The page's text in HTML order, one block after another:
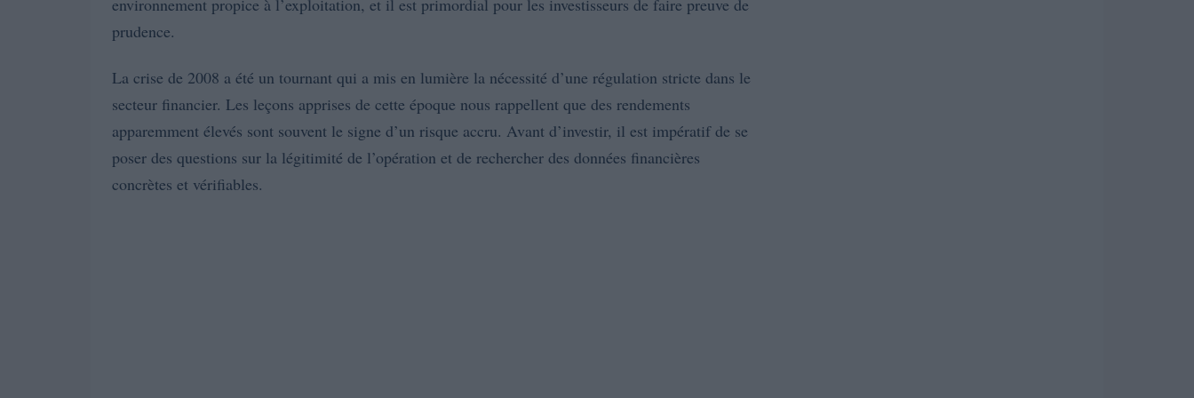
environnement propice à l’exploitation, et il est primordial pour les investisseurs de faire preuve de
prudence.
La crise de 2008 a été un tournant qui a mis en lumière la nécessité d’une régulation stricte dans le
secteur financier. Les leçons apprises de cette époque nous rappellent que des rendements
apparemment élevés sont souvent le signe d’un risque accru. Avant d’investir, il est impératif de se
poser des questions sur la légitimité de l’opération et de rechercher des données financières
concrètes et vérifiables.